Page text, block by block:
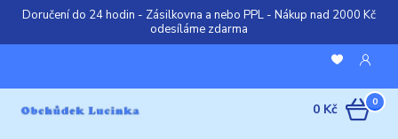
Doručení do 24 hodin - Zásilkovna a nebo PPL - Nákup nad 2000 Kč
odesíláme zdarma
0
0 Kč